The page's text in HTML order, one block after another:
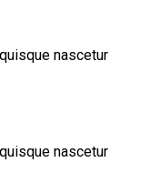
nascetur
nascetur